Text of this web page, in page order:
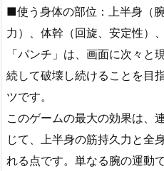
■使う身体の部位：上半身（
力）、体幹（回旋、安定性）
「パンチ」は、画面に次々と
続して破壊し続けることを目
ツです。
このゲームの最大の効果は、
じて、上半身の筋持久力と全
れる点です。単なる腕の運動